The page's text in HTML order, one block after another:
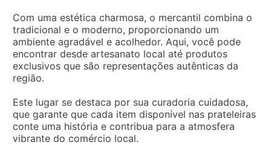
Com uma estética charmosa, o mercantil combina o
tradicional e o moderno, proporcionando um
ambiente agradável e acolhedor. Aqui, você pode
encontrar desde artesanato local até produtos
exclusivos que são representações autênticas da
região.
Este lugar se destaca por sua curadoria cuidadosa,
que garante que cada item disponível nas prateleiras
conte uma história e contribua para a atmosfera
vibrante do comércio local.